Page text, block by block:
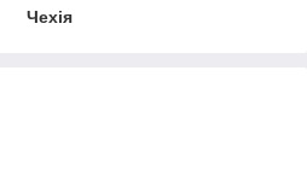
Чехія